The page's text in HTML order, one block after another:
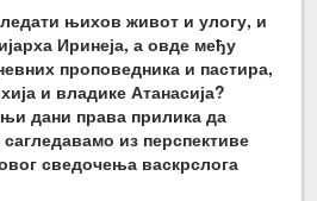
њихов живот и улогу, и
Иринеја, а овде међу
проповедника и пастира,
и владике Атанасија?
дани права прилика да
из перспективе
сведочења васкрслога